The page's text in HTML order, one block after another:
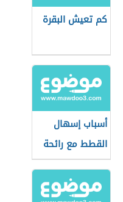
كم تعيش البقرة
أسباب إسهال
القطط مع رائحة
كريهة